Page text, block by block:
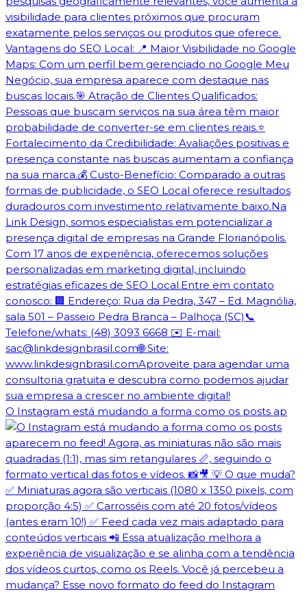
O Instagram está mudando a forma como os posts ap